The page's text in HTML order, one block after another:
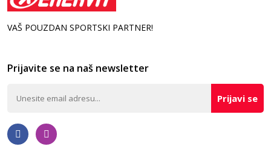
VAŠ POUZDAN SPORTSKI PARTNER!
Prijavite se na naš newsletter
Prijavi se